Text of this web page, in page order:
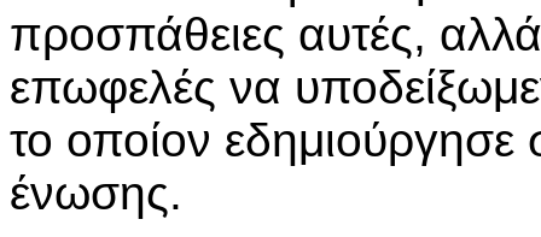
προσπάθειες αυτές,
επωφελές να
το οποίον εδημιούργησε
ένωσης.